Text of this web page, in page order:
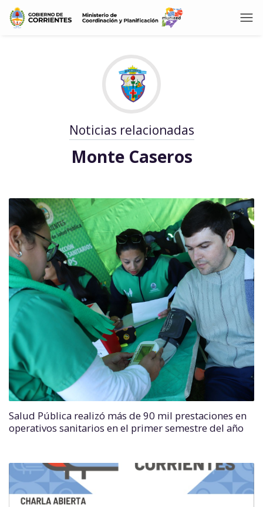
Noticias relacionadas
Monte Caseros
Salud Pública realizó más de 90 mil prestaciones en
operativos sanitarios en el primer semestre del año